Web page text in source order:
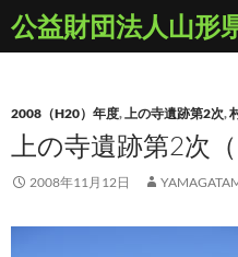
ン
ツ
ッ
検
索
2008（H20）年度,上の寺遺跡第2次,
上の寺遺跡第2次
2008年11月12日